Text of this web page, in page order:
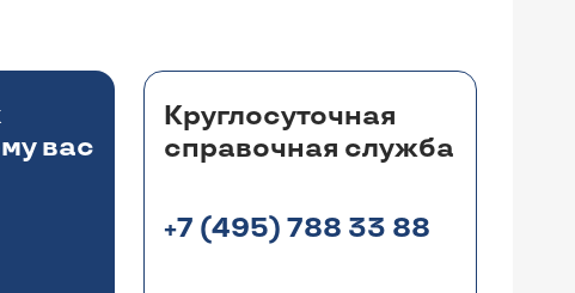
вас
Круглосуточная
справочная служба
+7 (495) 788 33 88